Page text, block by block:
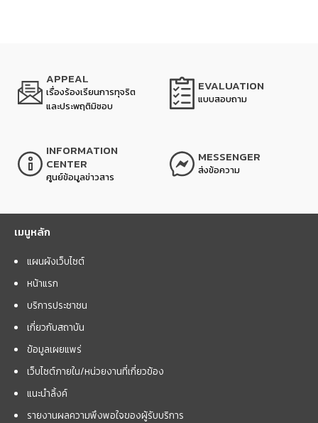
APPEAL
เรื่องร้องเรียนการทุจริต
และประพฤติมิชอบ
EVALUATION
แบบสอบถาม
INFORMATION
CENTER
ศูนย์ข้อมูลข่าวสาร
MESSENGER
ส่งข้อความ
เมนูหลัก
แผนผังเว็บไซต์
หน้าแรก
บริการประชาชน
เกี่ยวกับสถาบัน
ข้อมูลเผยแพร่
เว็บไซต์ภายใน/หน่วยงานที่เกี่ยวข้อง
แนะนำลิ้งค์
รายงานผลความพึงพอใจของผู้รับบริการ